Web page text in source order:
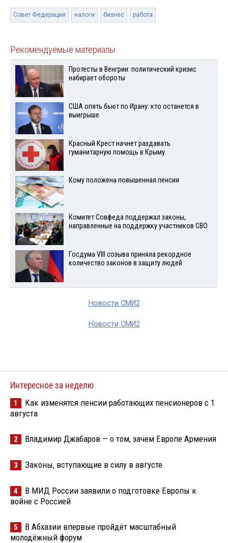
Совет Федерации налоги бизнес работа
Рекомендуемые материалы
Протесты в Венгрии: политический кризис
набирает обороты
США опять бьют по Ирану: кто останется в
выигрыше
Красный Крест начнет раздавать
гуманитарную помощь в Крыму
Кому положена повышенная пенсия
Комитет Совфеда поддержал законы,
направленные на поддержку участников СВО
Госдума VIII созыва приняла рекордное
количество законов в защиту людей
Новости СМИ2
Новости СМИ2
Интересное за неделю
1
Как изменятся пенсии работающих пенсионеров с 1
августа
2 Владимир Джабаров — о том, зачем Европе Армения
3 Законы, вступающие в силу в августе
4
В МИД России заявили о подготовке Европы к
войне с Россией
5
В Абхазии впервые пройдёт масштабный
молодёжный форум